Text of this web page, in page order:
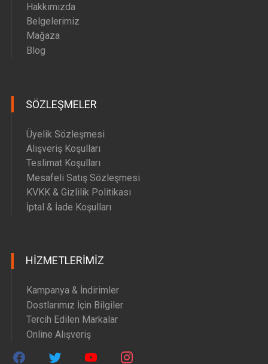
Hakkımızda
Belgelerimiz
Mağaza
Blog
SÖZLEŞMELER
Üyelik Sözleşmesi
Alışveriş Koşulları
Teslimat Koşulları
Mesafeli Satış Sözleşmesi
KVKK & Gizlilik Politikası
İptal & İade Koşulları
HIZMETLERIMIZ
Kampanya & İndirimler
Dostlarımız İçin Bilgiler
Tercih Edilen Markalar
Online Alışveriş